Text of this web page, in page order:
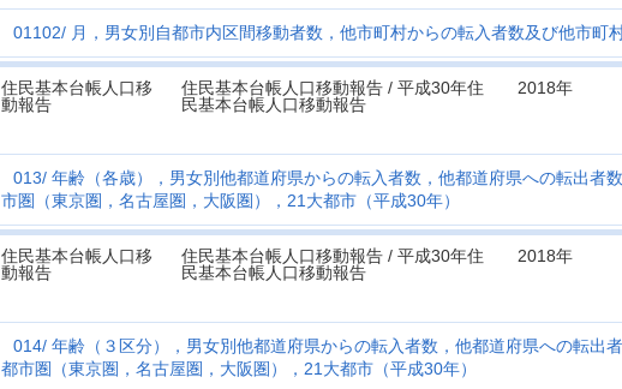
01102 月，男女別自都市内区間移動者数，他市町村からの転入者数及び他市町
住民基本台帳人口移
動報告
住民基本台帳人口移動報告 / 平成30年住
民基本台帳人口移動報告
2018年
013 年齢（各歳），男女別他都道府県からの転入者数，他都道府県への転出者
市圏（東京圏，名古屋圏，大阪圏），21大都市（平成30年）
住民基本台帳人口移
動報告
住民基本台帳人口移動報告 / 平成30年住
民基本台帳人口移動報告
2018年
014 年齢（３区分），男女別他都道府県からの転入者数，他都道府県への転出
都市圏（東京圏，名古屋圏，大阪圏），21大都市（平成30年）